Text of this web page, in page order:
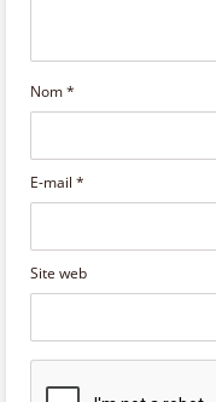
Nom*
E-mail *
Site web